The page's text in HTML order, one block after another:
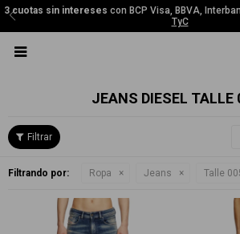
3 cuotas sin intereses con BCP Visa, BBVA,
TyC

JEANS DIESEL TALLE
Filtrando por: Ropa Jeans Talle